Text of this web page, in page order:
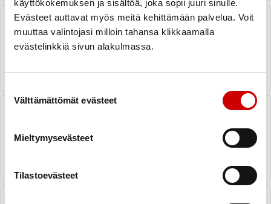
käyttökokemuksen ja sisältöä, joka sopii juuri sinulle.
Evästeet auttavat myös meitä kehittämään palvelua. Voit
muuttaa valintojasi milloin tahansa klikkaamalla
evästelinkkiä sivun alakulmassa.
Välttämättömät evästeet
Mieltymysevästeet
Tilastoevästeet
Sydämen läppätoimenpiteen tai -
leikkauksen läpikäynyt – vaikuta
laadukkaan potilasohjauksen
ohjeistukseen
Sydänyhdistykset vierailulla